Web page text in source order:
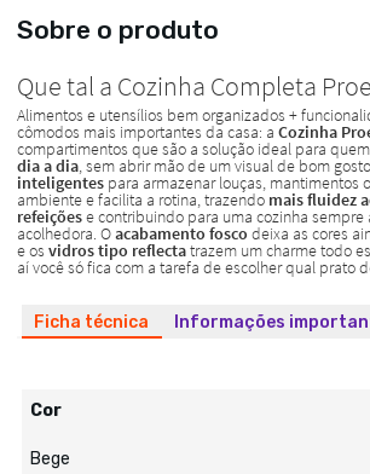
Sobre o produto
Ficha técnica Informações
Cor
Bege